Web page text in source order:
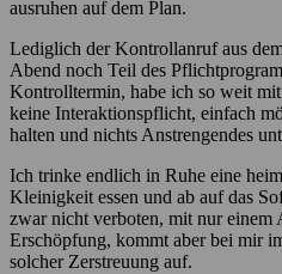
ausruhen auf dem Plan.
Lediglich der Kontrollanruf aus
Abend noch Teil des
Kontrolltermin, habe ich so weit
keine Interaktionspflicht, einfach
halten und nichts Anstrengendes
Ich trinke endlich in Ruhe eine
Kleinigkeit essen und ab auf das
zwar nicht verboten, mit nur einem
Erschöpfung, kommt aber bei mir
solcher Zerstreuung auf.